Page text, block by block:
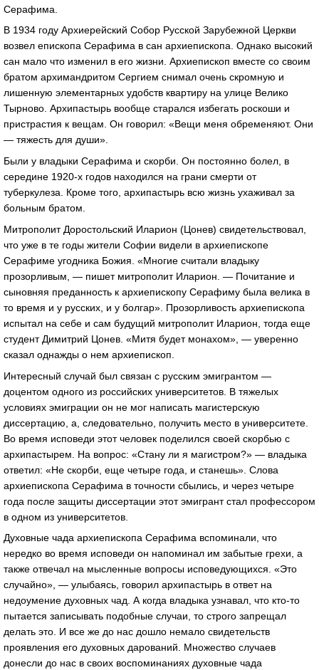
Серафима.
В 1934 году Архиерейский Собор Русской Зарубежной Церкви
возвел епископа Серафима в сан архиепископа. Однако высокий
сан мало что изменил в его жизни. Архиепископ вместе со своим
братом архимандритом Сергием снимал очень скромную и
лишенную элементарных удобств квартиру на улице Велико
Тырново. Архипастырь вообще старался избегать роскоши и
пристрастия к вещам. Он говорил: «Вещи меня обременяют. Они
— тяжесть для души».
Были у владыки Серафима и скорби. Он постоянно болел, в
середине 1920-х годов находился на грани смерти от
туберкулеза. Кроме того, архипастырь всю жизнь ухаживал за
больным братом.
Митрополит Доростольский Иларион (Цонев) свидетельствовал,
что уже в те годы жители Софии видели в архиепископе
Серафиме угодника Божия. «Многие считали владыку
прозорливым, — пишет митрополит Иларион. — Почитание и
сыновняя преданность к архиепископу Серафиму была велика в
то время и у русских, и у болгар». Прозорливость архиепископа
испытал на себе и сам будущий митрополит Иларион, тогда еще
студент Димитрий Цонев. «Митя будет монахом», — уверенно
сказал однажды о нем архиепископ.
Интересный случай был связан с русским эмигрантом —
доцентом одного из российских университетов. В тяжелых
условиях эмиграции он не мог написать магистерскую
диссертацию, а, следовательно, получить место в университете.
Во время исповеди этот человек поделился своей скорбью с
архипастырем. На вопрос: «Стану ли я магистром?» — владыка
ответил: «Не скорби, еще четыре года, и станешь». Слова
архиепископа Серафима в точности сбылись, и через четыре
года после защиты диссертации этот эмигрант стал профессором
в одном из университетов.
Духовные чада архиепископа Серафима вспоминали, что
нередко во время исповеди он напоминал им забытые грехи, а
также отвечал на мысленные вопросы исповедующихся. «Это
случайно», — улыбаясь, говорил архипастырь в ответ на
недоумение духовных чад. А когда владыка узнавал, что кто-то
пытается записывать подобные случаи, то строго запрещал
делать это. И все же до нас дошло немало свидетельств
проявления его духовных дарований. Множество случаев
донесли до нас в своих воспоминаниях духовные чада